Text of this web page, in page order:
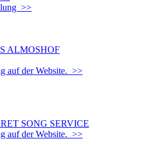
>>
ALMOSHOF
auf der Website. >>
SONG SERVICE
auf der Website. >>